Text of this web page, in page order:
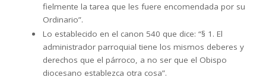
fielmente la tarea que les fuere encomendada por su
Ordinario”.
Lo establecido en el canon 540 que dice: “§ 1. El
administrador parroquial tiene los mismos deberes y
derechos que el párroco, a no ser que el Obispo
diocesano establezca otra cosa”.